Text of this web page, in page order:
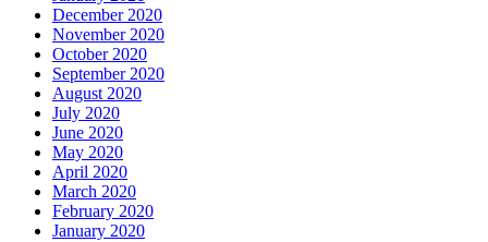
December 2020
November 2020
October 2020
September 2020
August 2020
July 2020
June 2020
May 2020
April 2020
March 2020
February 2020
January 2020